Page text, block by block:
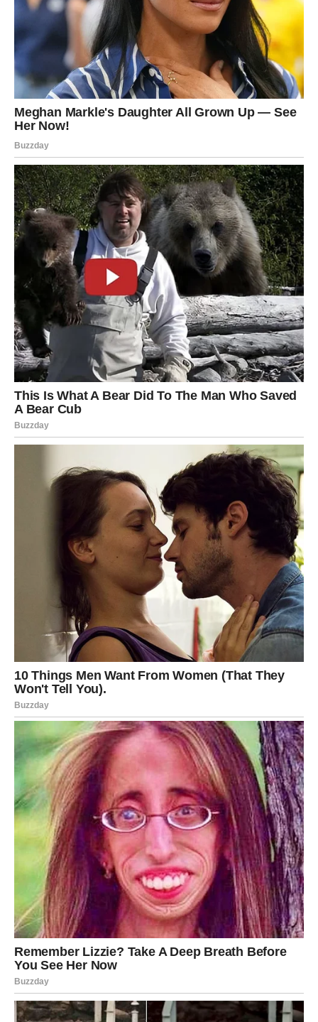
vezi mogu proći kroz trenutke koji jačaju njihov odnos.
Sudbina vam pokazuje da je istina uvek najbolji put.
Strelac
Za Strelčeve cigansko proročanstvo govori o srećnim
okolnostima i neočekivanim prilikama. Do kraja marta
mogli biste dobiti ponudu ili ideju koja otvara novi put.
Na poslovnom planu moguće je širenje planova i novi
kontakti.
U ljubavi dolazi period uzbuđenja i spontanih susreta.
Slobodni Strelčevi mogu upoznati osobu koja donosi
radost i inspiraciju.
Ovaj period vas podseća da ponekad najveće promene
dolaze onda kada se najmanje nadamo.
Jarac
Jarčevi do kraja marta ulaze u period nagrade za trud.
Cigansko proročanstvo govori da će se vaša disciplina
konačno pokazati kao velika prednost.
Na poslovnom planu moguće je priznanje ili finansijsko
U ljubavi dolazi stabilnost. Jarčevi koji su u vezi mogu
doneti važne odluke za budućnost, dok slobodni Jarčevi
mogu upoznati osobu koja donosi sigurnost i ozbiljne
Sudbina vam poručuje da ništa od vašeg truda nije bilo
uzalud.
Vodolija
Vodolije ulaze u period novih ideja i promena. Cigansko
proročanstvo kaže da do kraja marta možete dobiti
inspiraciju koja menja vaš pogled na život.
Na poslovnom planu mogući su zanimljivi projekti ili
saradnje.
U ljubavi dolazi vreme iskrenosti. Slobodne Vodolije
mogle bi upoznati osobu koja ih razume na poseban
način.
Sudbina vam donosi priliku da napravite korak ka životu
kakav želite.